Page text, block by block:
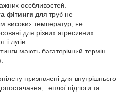
особливостей.
фітинги для труб не
високих температур, не
для різних агресивних
лугів.
мають багаторічний термін
призначені для внутрішнього
теплої підлоги та